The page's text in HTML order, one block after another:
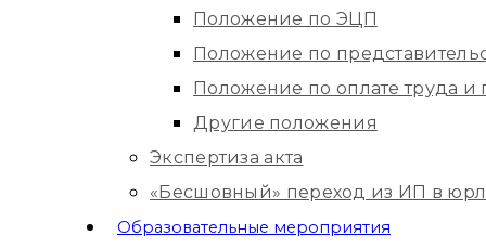
Положение по ЭЦП
Положение по
Положение по оплате труда
Другие положения
Экспертиза акта
«Бесшовный» переход из ИП в
Образовательные мероприятия